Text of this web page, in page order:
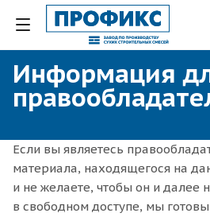
Информация
Если вы являетесь
материала, находящегося на
и не желаете, чтобы он и далее
в свободном доступе, мы